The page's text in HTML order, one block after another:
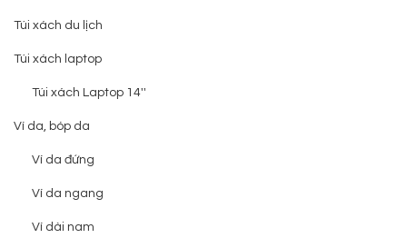
Túi xách du lịch
Túi xách laptop
Túi xách Laptop 14''
Ví da, bóp da
Ví da đứng
Ví da ngang
Ví dài nam